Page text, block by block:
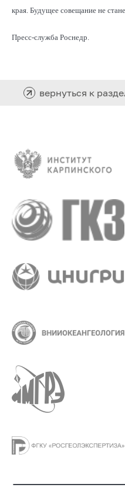
края. Будущее совещание не
Пресс-служба Роснедр.
вернуться к